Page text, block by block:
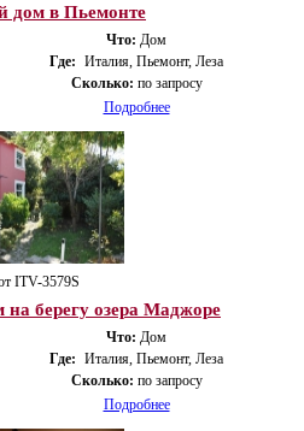
дом в Пьемонте
Что: Дом
Где: Италия, Пьемонт, Леза
Сколько: по запросу
Подробнее
ITV-3579S
берегу озера Маджоре
Что: Дом
Где: Италия, Пьемонт, Леза
Сколько: по запросу
Подробнее